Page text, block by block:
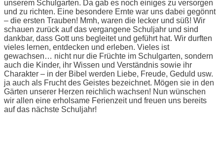
unserem Schulgarten. Da gab es noch einiges zu versorgen
und zu richten. Eine besondere Ernte war uns dabei gegönnt
– die ersten Trauben! Mmh, waren die lecker und süß! Wir
schauen zurück auf das vergangene Schuljahr und sind
dankbar, dass Gott uns begleitet und geführt hat. Wir durften
vieles lernen, entdecken und erleben. Vieles ist
gewachsen… nicht nur die Früchte im Schulgarten, sondern
auch die Kinder, ihr Wissen und Verständnis sowie ihr
Charakter – in der Bibel werden Liebe, Freude, Geduld usw.
ja auch als Frucht des Geistes bezeichnet. Mögen sie in den
Gärten unserer Herzen reichlich wachsen! Nun wünschen
wir allen eine erholsame Ferienzeit und freuen uns bereits
auf das nächste Schuljahr!